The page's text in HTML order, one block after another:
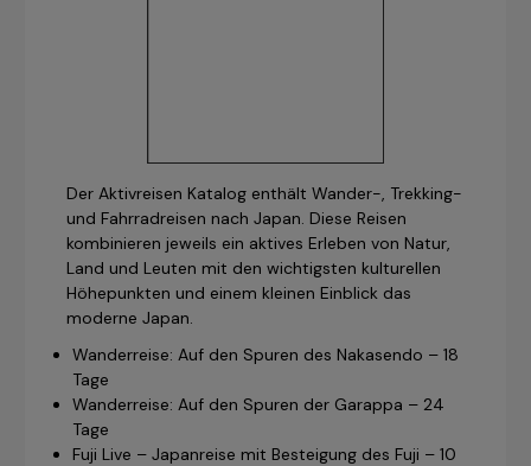
Der Aktivreisen Katalog enthält Wander-, Trekking-
und Fahrradreisen nach Japan. Diese Reisen
kombinieren jeweils ein aktives Erleben von Natur,
Land und Leuten mit den wichtigsten kulturellen
Höhepunkten und einem kleinen Einblick das
moderne Japan.
Wanderreise: Auf den Spuren des Nakasendo – 18
Tage
Wanderreise: Auf den Spuren der Garappa – 24
Tage
Fuji Live – Japanreise mit Besteigung des Fuji – 10